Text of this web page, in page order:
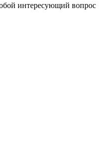
интересующий вопрос